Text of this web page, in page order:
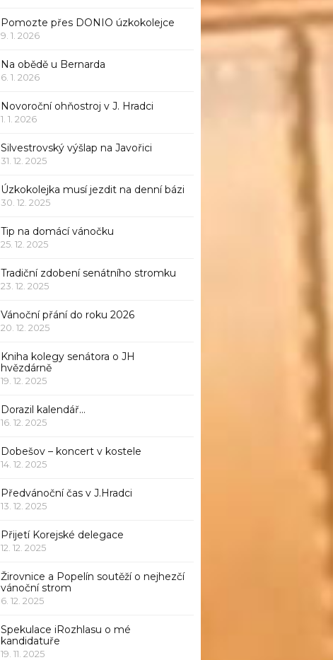
Pomozte přes DONIO úzkokolejce
9. 1. 2026
Na obědě u Bernarda
6. 1. 2026
Novoroční ohňostroj v J. Hradci
1. 1. 2026
Silvestrovský výšlap na Javořici
31. 12. 2025
Úzkokolejka musí jezdit na denní bázi
30. 12. 2025
Tip na domácí vánočku
25. 12. 2025
Tradiční zdobení senátního stromku
23. 12. 2025
Vánoční přání do roku 2026
20. 12. 2025
Kniha kolegy senátora o JH
hvězdárně
19. 12. 2025
Dorazil kalendář…
16. 12. 2025
Dobešov – koncert v kostele
14. 12. 2025
Předvánoční čas v J.Hradci
13. 12. 2025
Přijetí Korejské delegace
12. 12. 2025
Žirovnice a Popelín soutěží o nejhezčí
vánoční strom
6. 12. 2025
Spekulace iRozhlasu o mé
kandidatuře
19. 11. 2025